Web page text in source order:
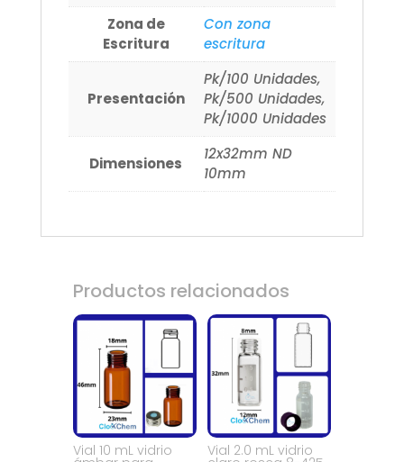
Zona de
Escritura
Con zona
escritura
Presentación
Pk/100 Unidades,
Pk/500 Unidades,
Pk/1000 Unidades
Dimensiones
12x32mm ND
10mm
Productos relacionados
Vial 10 mL vidrio Vial 2.0 mL vidrio